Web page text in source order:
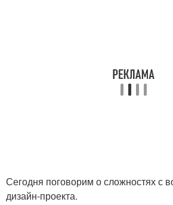
Сегодня поговорим о сложностях с
дизайн-проекта.